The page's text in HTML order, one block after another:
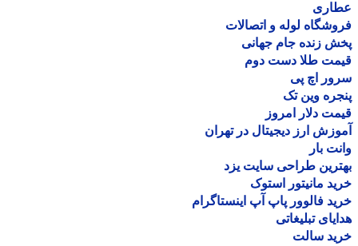
لوله و اتصالات
زنده جام جهانی
طلا دست دوم
اچ پی
وین تک
دلار امروز
ارز دیجیتال در تهران
بار
طراحی سایت یزد
مانیتور استوک
فالوور پاپ آپ اینستاگرام
تبلیغاتی
سالت